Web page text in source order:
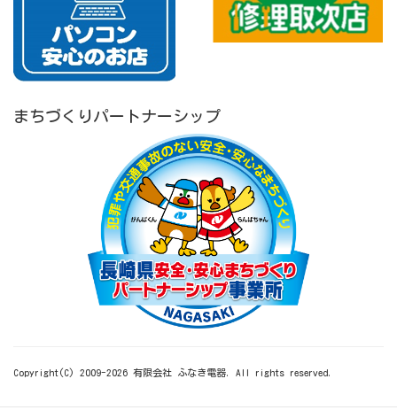
まちづくりパートナーシップ
Copyright(C) 2009-2026 有限会社 ふなき電器. All rights reserved.